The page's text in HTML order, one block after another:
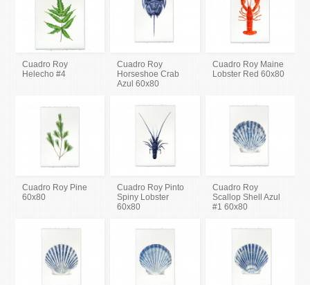
Cuadro Roy
Helecho #4
Cuadro Roy
Horseshoe Crab
Azul 60x80
Cuadro Roy Maine
Lobster Red 60x80
Cuadro Roy Pine
60x80
Cuadro Roy Pinto
Spiny Lobster
60x80
Cuadro Roy
Scallop Shell Azul
#1 60x80